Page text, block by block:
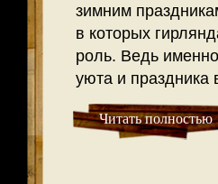
зимним
в которых
роль. Ведь
уюта и праздника
Читать полностью